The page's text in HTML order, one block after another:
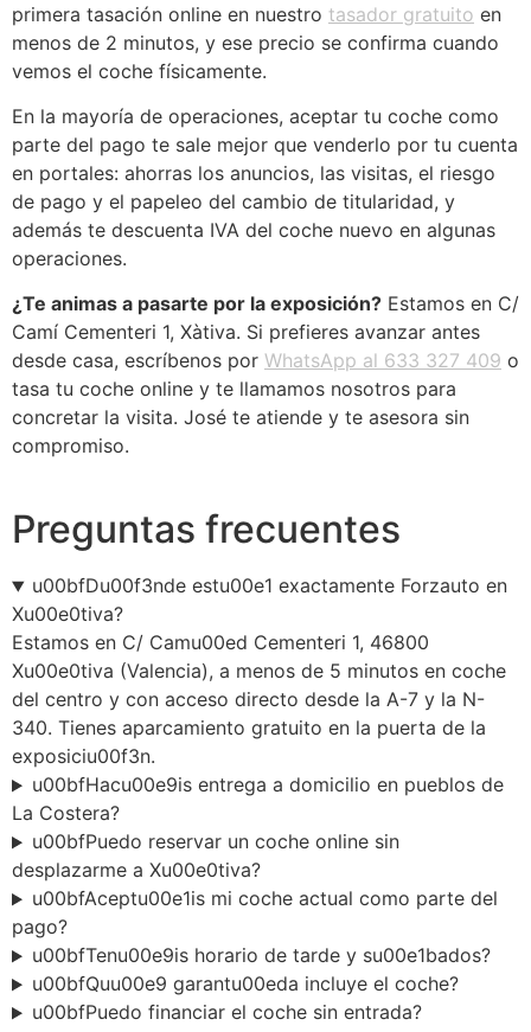
primera tasación online en nuestro tasador gratuito en
menos de 2 minutos, y ese precio se confirma cuando
vemos el coche físicamente.
En la mayoría de operaciones, aceptar tu coche como
parte del pago te sale mejor que venderlo por tu cuenta
en portales: ahorras los anuncios, las visitas, el riesgo
de pago y el papeleo del cambio de titularidad, y
además te descuenta IVA del coche nuevo en algunas
operaciones.
¿Te animas a pasarte por la exposición? Estamos en C/
Camí Cementeri 1, Xàtiva. Si prefieres avanzar antes
desde casa, escríbenos por WhatsApp al 633 327 409 o
tasa tu coche online y te llamamos nosotros para
concretar la visita. José te atiende y te asesora sin
compromiso.
Preguntas frecuentes
u00bfDu00f3nde estu00e1 exactamente Forzauto en
Xu00e0tiva?
Estamos en C/ Camu00ed Cementeri 1, 46800
Xu00e0tiva (Valencia), a menos de 5 minutos en coche
del centro y con acceso directo desde la A-7 y la N-
340. Tienes aparcamiento gratuito en la puerta de la
exposiciu00f3n.
u00bfHacu00e9is entrega a domicilio en pueblos de
La Costera?
u00bfPuedo reservar un coche online sin
desplazarme a Xu00e0tiva?
u00bfAceptu00e1is mi coche actual como parte del
pago?
u00bfTenu00e9is horario de tarde y su00e1bados?
u00bfQuu00e9 garantu00eda incluye el coche?
u00bfPuedo financiar el coche sin entrada?